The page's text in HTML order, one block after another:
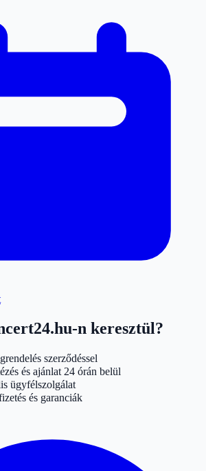
n keresztül?
szerződéssel
és ajánlat 24 órán belül
ügyfélszolgálat
és garanciák